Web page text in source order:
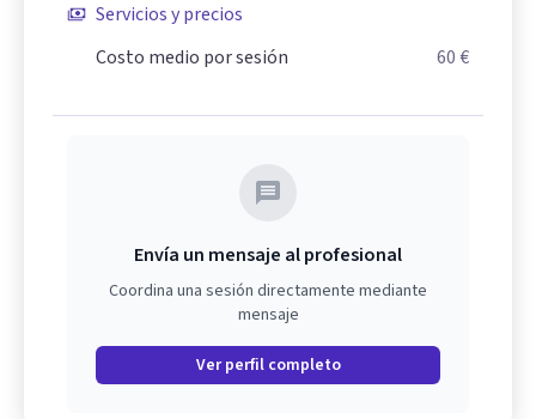
Servicios y precios
Costo medio por sesión
60 €
Envía un mensaje al profesional
Coordina una sesión directamente mediante
mensaje
Ver perfil completo